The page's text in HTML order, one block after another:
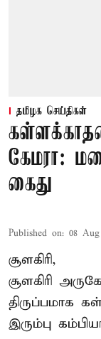
தமிழக செய்திகள்
கேமரா:
கைது
Published on: 08 Aug
சூளகிரி,
சூளகிரி
திருப்பமாக
இரும்பு